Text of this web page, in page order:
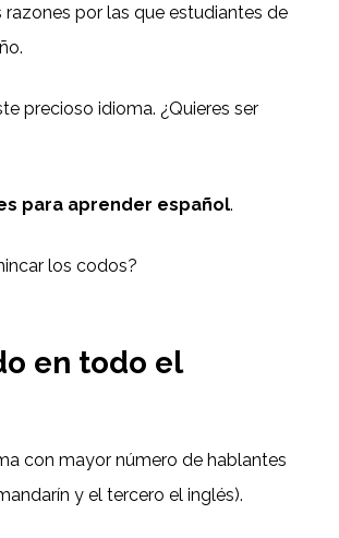
por las que estudiantes de
precioso idioma. ¿Quieres ser
para aprender español.
los codos?
en todo el
con mayor número de hablantes
y el tercero el inglés).